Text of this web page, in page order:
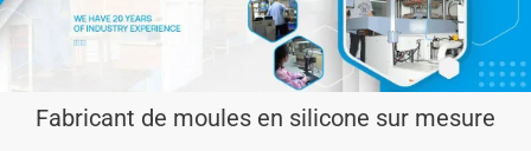
Fabricant de moules en silicone sur mesure